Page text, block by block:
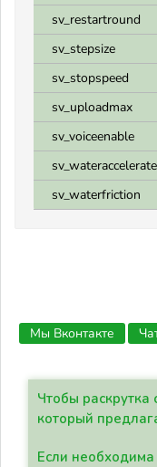
sv_restartround
sv_stepsize
sv_stopspeed
sv_uploadmax
sv_voiceenable
sv_wateraccelerate
sv_waterfriction
Мы Вконтакте
Чтобы раскрутка
который
Если необходима